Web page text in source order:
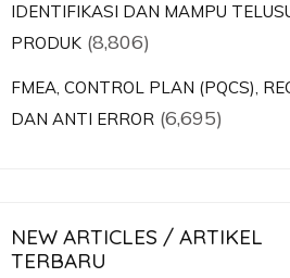
IDENTIFIKASI DAN MAMPU
PRODUK (8,806)
FMEA, CONTROL PLAN (PQCS),
DAN ANTI ERROR (6,695)
NEW ARTICLES / ARTIKEL
TERBARU